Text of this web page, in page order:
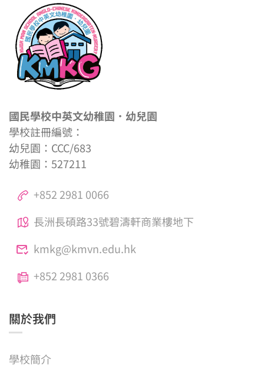
國民學校中英文幼稚園．幼兒園
學校註冊編號：
幼兒園：CCC/683
幼稚園：527211
+852 2981 0066
長洲長碩路33號碧濤軒商業樓地下
kmkg@kmvn.edu.hk
+852 2981 0366
關於我們
學校簡介